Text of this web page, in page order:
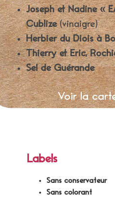
Joseph et Nadine «
Cublize(vinaigre)
Herbier du Diois à
Thierry et Eric,
Sel de Guérande
Voir la
Labels
Sans conservateur
Sans colorant